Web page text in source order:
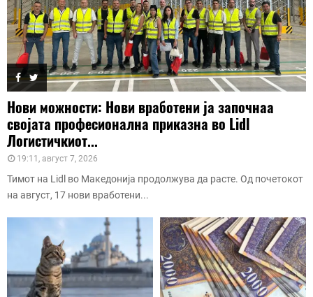
Нови можности: Нови вработени ја започнаа
својата професионална приказна во Lidl
Логистичкиот...
19:11, август 7, 2026
Тимот на Lidl во Македонија продолжува да расте. Од почетокот
на август, 17 нови вработени...